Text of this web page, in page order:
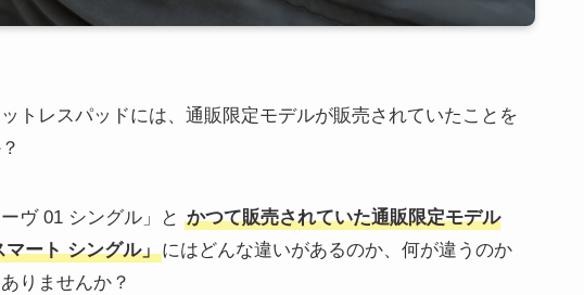
トレスパッドには、通販限定モデルが販売されていたことを
ヴ 01 シングル」と かつて販売されていた通販限定モデル
ート シングル」にはどんな違いがあるのか、何が違うのか
りませんか？